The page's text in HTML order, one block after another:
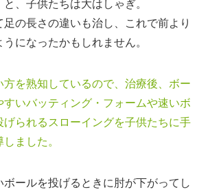
、子供たちは大はしゃぎ。
の長さの違いも治し、これで前より
になったかもしれません。
方を熟知しているので、治療後、ボー
すいバッティング・フォームや速いボ
げられるスローイングを子供たちに手
ました。
ールを投げるときに肘が下がってし